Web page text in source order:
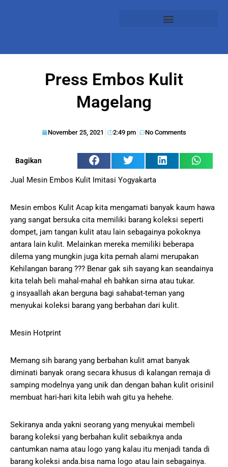
Press Embos Kulit
Magelang
November 25, 2021 2:49 pm No Comments
Bagikan
Jual Mesin Embos Kulit Imitasi Yogyakarta
Mesin embos Kulit Acap kita mengamati banyak kaum hawa
yang sangat bersuka cita memiliki barang koleksi seperti
dompet, jam tangan kulit atau lain sebagainya pokoknya
antara lain kulit. Melainkan mereka memiliki beberapa
dilema yang mungkin juga kita pernah alami merupakan
Kehilangan barang ??? Benar gak sih sayang kan seandainya
kita telah beli mahal-mahal eh bahkan sirna atau tukar.
g insyaallah akan berguna bagi sahabat-teman yang
menyukai koleksi barang yang berbahan dari kulit.
Mesin Hotprint
Memang sih barang yang berbahan kulit amat banyak
diminati banyak orang secara khusus di kalangan remaja di
samping modelnya yang unik dan dengan bahan kulit orisinil
membuat hari-hari kita lebih wah gitu ya hehehe.
Sekiranya anda yakni seorang yang menyukai membeli
barang koleksi yang berbahan kulit sebaiknya anda
cantumkan nama atau logo yang kalau itu menjadi tanda di
barang koleksi anda.bisa nama logo atau lain sebagainya.